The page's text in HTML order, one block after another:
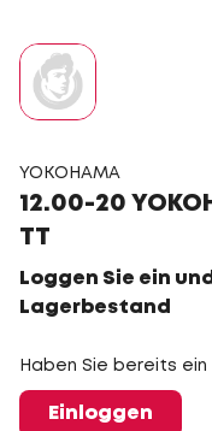
YOKOHAMA
12.00-20
TT
Loggen Sie ein
Lagerbestand
Haben Sie bereits ein
Einloggen